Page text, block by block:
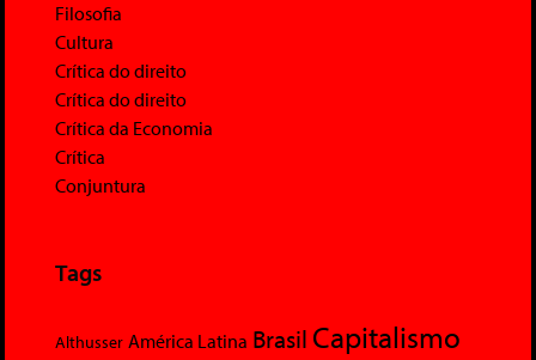
Filosofia
Cultura
Crítica do direito
Crítica do direito
Crítica da Economia
Crítica
Conjuntura
Tags
Althusser América Latina Brasil Capitalismo